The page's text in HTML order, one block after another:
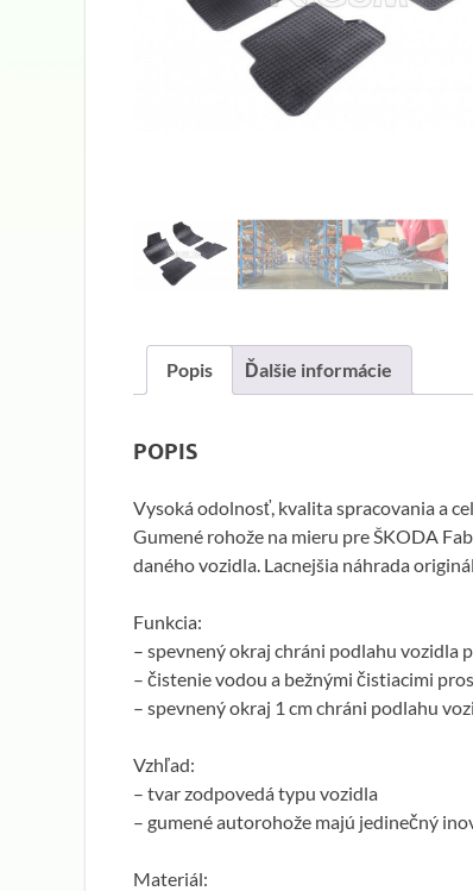
Popis Ďalšie informácie
POPIS
Vysoká odolnosť, kvalita spracovania a
Gumené rohože na mieru pre ŠKODA
daného vozidla. Lacnejšia náhrada
Funkcia:
– spevnený okraj chráni podlahu vozidla
– čistenie vodou a bežnými čistiacimi
– spevnený okraj 1 cm chráni podlahu
Vzhľad:
– tvar zodpovedá typu vozidla
– gumené autorohože majú jedinečný
Materiál: